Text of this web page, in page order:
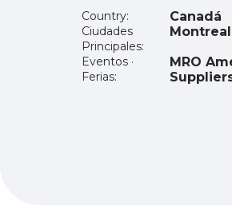
Country: Canadá
Ciudades
Principales:
Eventos ·
Ferias:
MRO